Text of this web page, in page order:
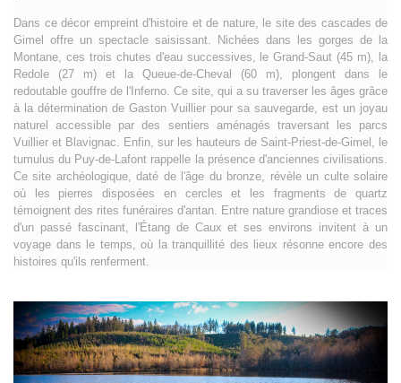
Dans ce décor empreint d'histoire et de nature, le site des cascades de
Gimel offre un spectacle saisissant. Nichées dans les gorges de la
Montane, ces trois chutes d'eau successives, le Grand-Saut (45 m), la
Redole (27 m) et la Queue-de-Cheval (60 m), plongent dans le
redoutable gouffre de l'Inferno. Ce site, qui a su traverser les âges grâce
à la détermination de Gaston Vuillier pour sa sauvegarde, est un joyau
naturel accessible par des sentiers aménagés traversant les parcs
Vuillier et Blavignac. Enfin, sur les hauteurs de Saint-Priest-de-Gimel, le
tumulus du Puy-de-Lafont rappelle la présence d'anciennes civilisations.
Ce site archéologique, daté de l'âge du bronze, révèle un culte solaire
où les pierres disposées en cercles et les fragments de quartz
témoignent des rites funéraires d'antan. Entre nature grandiose et traces
d'un passé fascinant, l'Étang de Caux et ses environs invitent à un
voyage dans le temps, où la tranquillité des lieux résonne encore des
histoires qu'ils renferment.